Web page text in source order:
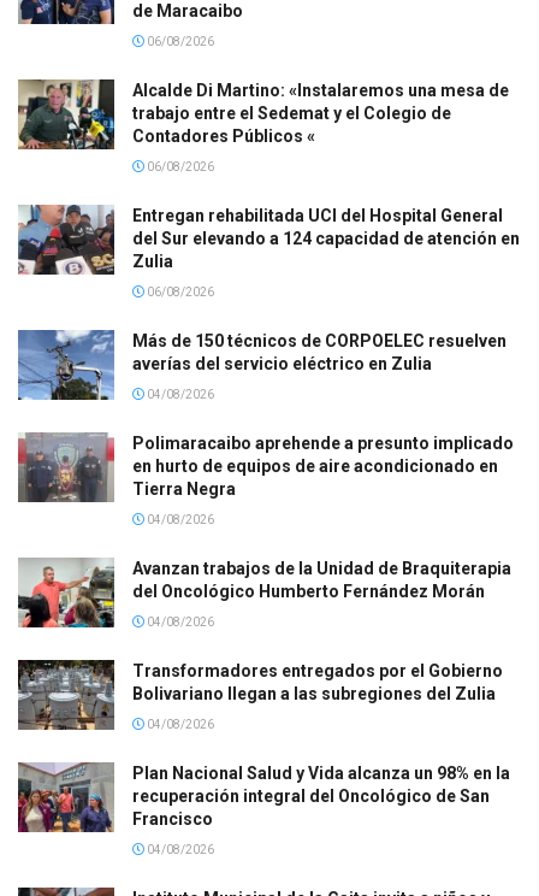
de Maracaibo
06/08/2026
Alcalde Di Martino: «Instalaremos una mesa de
trabajo entre el Sedemat y el Colegio de
Contadores Públicos «
06/08/2026
Entregan rehabilitada UCI del Hospital General
del Sur elevando a 124 capacidad de atención en
Zulia
06/08/2026
Más de 150 técnicos de CORPOELEC resuelven
averías del servicio eléctrico en Zulia
04/08/2026
Polimaracaibo aprehende a presunto implicado
en hurto de equipos de aire acondicionado en
Tierra Negra
04/08/2026
Avanzan trabajos de la Unidad de Braquiterapia
del Oncológico Humberto Fernández Morán
04/08/2026
Transformadores entregados por el Gobierno
Bolivariano llegan a las subregiones del Zulia
04/08/2026
Plan Nacional Salud y Vida alcanza un 98% en la
recuperación integral del Oncológico de San
Francisco
04/08/2026